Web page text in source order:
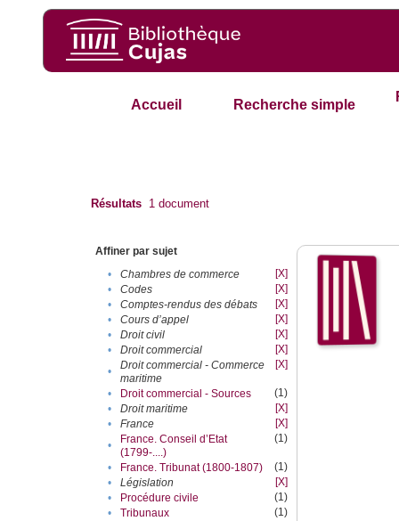
Accueil Recherche simple
Résultats 1 document
Affiner par sujet
•
Chambres de commerce
[X]
•
Codes
[X]
•
Comptes-rendus des débats
[X]
•
Cours d’appel
[X]
•
Droit civil
[X]
•
Droit commercial
[X]
•
Droit commercial - Commerce
maritime
[X]
• Droit commercial - Sources
(1)
•
Droit maritime
[X]
•
France
[X]
•
France. Conseil d’Etat
(1799-....)
(1)
• France. Tribunat (1800-1807)
(1)
•
Législation
[X]
•
Procédure civile
(1)
•
Tribunaux
(1)